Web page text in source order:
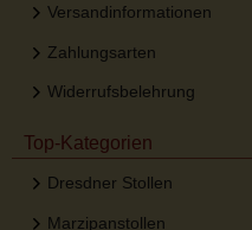
Versandinformationen
Zahlungsarten
Widerrufsbelehrung
Top-Kategorien
Dresdner Stollen
Marzipanstollen